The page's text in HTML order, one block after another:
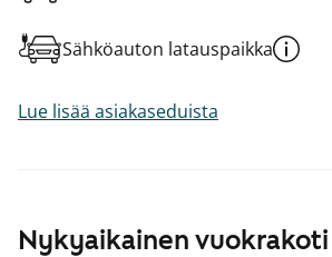
Nykyaikainen
Sähköauton latauspaikka
Lue lisää asiakaseduista